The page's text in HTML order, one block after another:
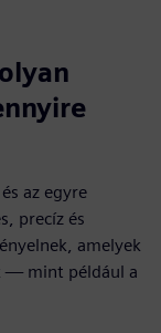
az egyre
precíz és
amelyek
— mint például a